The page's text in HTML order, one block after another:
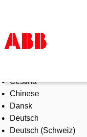
Products & Solutions
Industries
Services
About us
Where to buy
Čeština
Chinese
Dansk
Deutsch
Deutsch (Schweiz)